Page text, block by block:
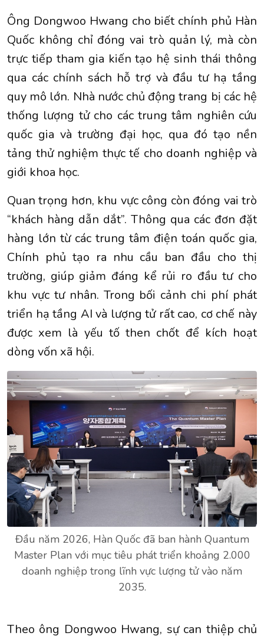
Ông Dongwoo Hwang cho biết chính phủ Hàn
Quốc không chỉ đóng vai trò quản lý, mà còn
trực tiếp tham gia kiến tạo hệ sinh thái thông
qua các chính sách hỗ trợ và đầu tư hạ tầng
quy mô lớn. Nhà nước chủ động trang bị các hệ
thống lượng tử cho các trung tâm nghiên cứu
quốc gia và trường đại học, qua đó tạo nền
tảng thử nghiệm thực tế cho doanh nghiệp và
giới khoa học.
Quan trọng hơn, khu vực công còn đóng vai trò
“khách hàng dẫn dắt”. Thông qua các đơn đặt
hàng lớn từ các trung tâm điện toán quốc gia,
Chính phủ tạo ra nhu cầu ban đầu cho thị
trường, giúp giảm đáng kể rủi ro đầu tư cho
khu vực tư nhân. Trong bối cảnh chi phí phát
triển hạ tầng AI và lượng tử rất cao, cơ chế này
được xem là yếu tố then chốt để kích hoạt
dòng vốn xã hội.
Đầu năm 2026, Hàn Quốc đã ban hành Quantum
Master Plan với mục tiêu phát triển khoảng 2.000
doanh nghiệp trong lĩnh vực lượng tử vào năm
2035.
Theo ông Dongwoo Hwang, sự can thiệp chủ